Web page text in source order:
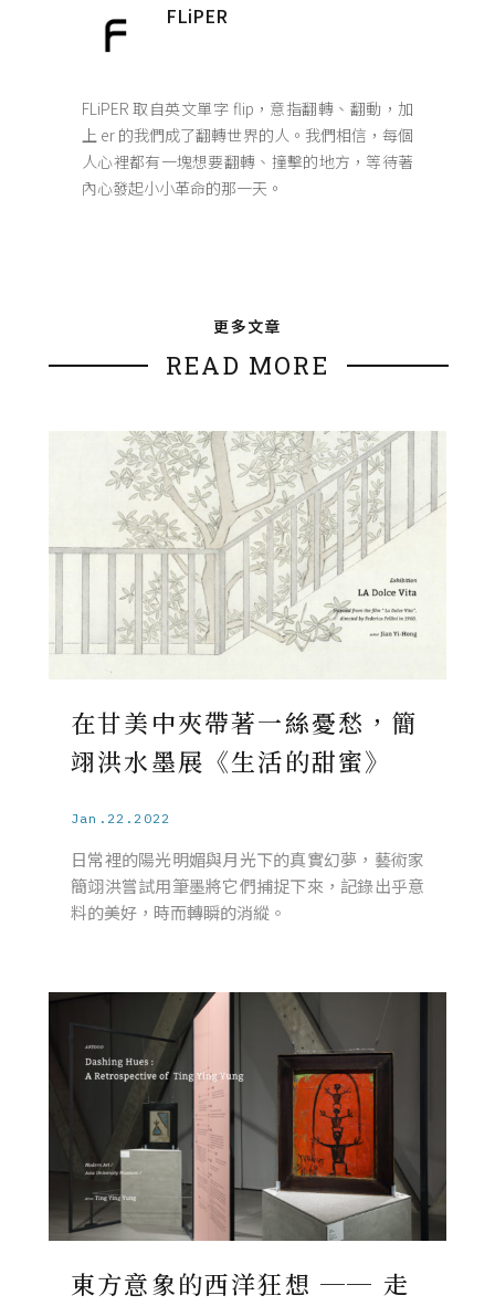
FLiPER
FLiPER 取自英文單字 flip，意指翻轉、翻動，加
上 er 的我們成了翻轉世界的人。我們相信，每個
人心裡都有一塊想要翻轉、撞擊的地方，等待著
內心發起小小革命的那一天。
更多文章
READ MORE
在甘美中夾帶著一絲憂愁，簡
翊洪水墨展《生活的甜蜜》
Jan.22.2022
日常裡的陽光明媚與月光下的真實幻夢，藝術家
簡翊洪嘗試用筆墨將它們捕捉下來，記錄出乎意
料的美好，時而轉瞬的消縱。
東方意象的西洋狂想 ── 走